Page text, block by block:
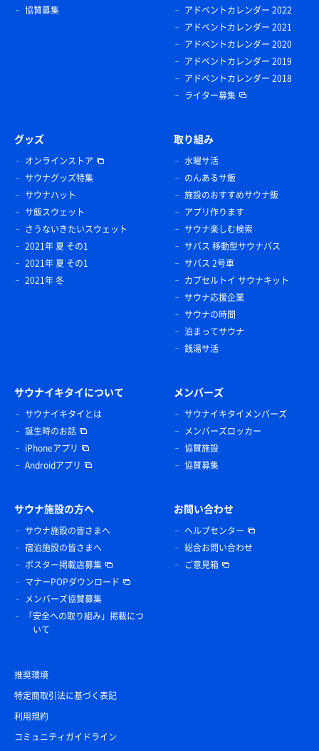
協賛募集
アドベントカレンダー 2022
アドベントカレンダー 2021
アドベントカレンダー 2020
アドベントカレンダー 2019
アドベントカレンダー 2018
ライター募集
グッズ
オンラインストア
サウナグッズ特集
サウナハット
サ飯スウェット
さうないきたいスウェット
2021年 夏 その1
2021年 夏 その1
2021年 冬
取り組み
水曜サ活
のんあるサ飯
施設のおすすめサウナ飯
アプリ作ります
サウナ楽しむ検索
サバス 移動型サウナバス
サバス 2号車
カプセルトイ サウナキット
サウナ応援企業
サウナの時間
泊まってサウナ
銭湯サ活
サウナイキタイについて
サウナイキタイとは
誕生時のお話
iPhoneアプリ
Androidアプリ
メンバーズ
サウナイキタイメンバーズ
メンバーズロッカー
協賛施設
協賛募集
サウナ施設の方へ
サウナ施設の皆さまへ
宿泊施設の皆さまへ
ポスター掲載店募集
マナーPOPダウンロード
メンバーズ協賛募集
「安全への取り組み」掲載につ
いて
お問い合わせ
ヘルプセンター
総合お問い合わせ
ご意見箱
推奨環境
特定商取引法に基づく表記
利用規約
コミュニティガイドライン